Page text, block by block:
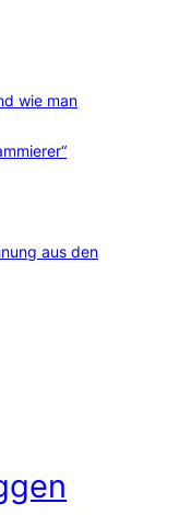
wie man
aus den